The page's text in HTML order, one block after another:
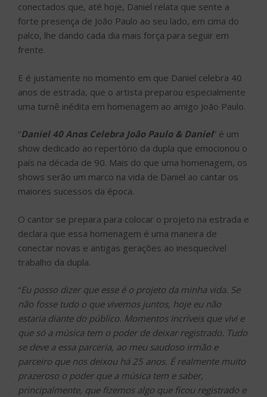
conectados que, até hoje, Daniel relata que sente a
forte presença de João Paulo ao seu lado, em cima do
palco, lhe dando cada dia mais força para seguir em
frente.
E é justamente no momento em que Daniel celebra 40
anos de estrada, que o artista preparou especialmente
uma turnê inédita em homenagem ao amigo João Paulo.
“Daniel 40 Anos Celebra João Paulo & Daniel” é um
show dedicado ao repertório da dupla que emocionou o
país na década de 90. Mais do que uma homenagem, os
shows serão um marco na vida de Daniel ao cantar os
maiores sucessos da época.
O cantor se prepara para colocar o projeto na estrada e
declara que essa homenagem é uma maneira de
conectar novas e antigas gerações ao inesquecível
trabalho da dupla.
“Eu posso dizer que esse é o projeto da minha vida. Se
não fosse tudo o que vivemos juntos, hoje eu não
estaria diante do público. Momentos incríveis que vivi e
que só a música tem o poder de deixar registrado. Tudo
se deve a essa parceria, ao meu saudoso irmão e
parceiro que nos deixou há 25 anos. É realmente muito
prazeroso o poder que a música tem e saber,
principalmente, que fizemos algo que ficou registrado e